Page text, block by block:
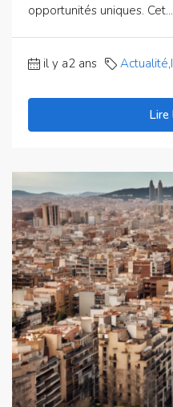
opportunités uniques. Cet...
il y a2 ans Actualité,
Lire